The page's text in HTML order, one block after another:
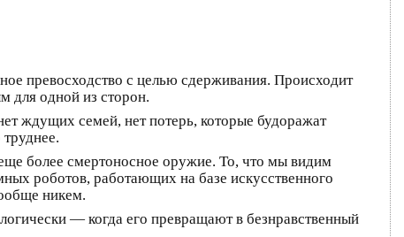
превосходство с целью сдерживания. Происходит
для одной из сторон.
ждущих семей, нет потерь, которые будоражат
более смертоносное оружие. То, что мы видим
роботов, работающих на базе искусственного
никем.
— когда его превращают в безнравственный